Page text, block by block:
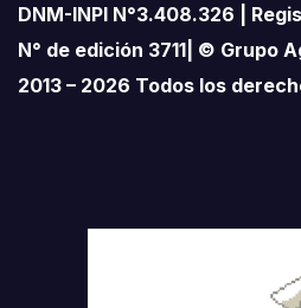
DNM-INPI N°3.408.326 |
N° de edición 3711| © Grupo
2013 – 2026 Todos los